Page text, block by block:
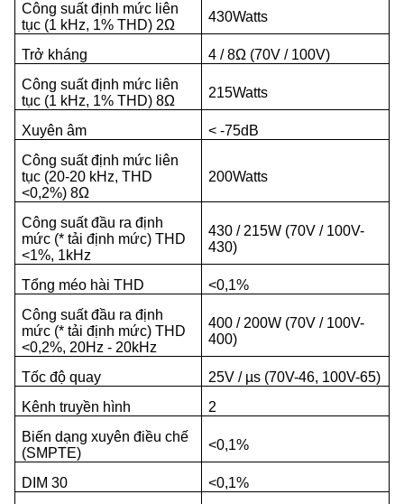
Công suất định mức liên
tục (1 kHz, 1% THD) 2Ω
430Watts
Trở kháng
4 / 8Ω (70V / 100V)
Công suất định mức liên
tục (1 kHz, 1% THD) 8Ω
215Watts
Xuyên âm
< -75dB
Công suất định mức liên
tục (20-20 kHz, THD
<0,2%) 8Ω
200Watts
Công suất đầu ra định
mức (* tải định mức) THD
<1%, 1kHz
430 / 215W (70V / 100V-
430)
Tổng méo hài THD
<0,1%
Công suất đầu ra định
mức (* tải định mức) THD
<0,2%, 20Hz - 20kHz
400 / 200W (70V / 100V-
400)
Tốc độ quay
25V / µs (70V-46, 100V-65)
Kênh truyền hình
2
Biến dạng xuyên điều chế
(SMPTE)
<0,1%
DIM 30
<0,1%